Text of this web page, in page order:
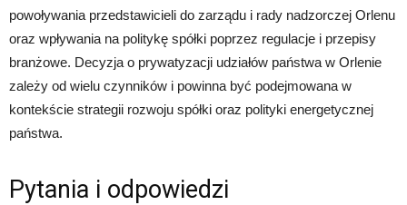
powoływania przedstawicieli do zarządu i rady nadzorczej Orlenu
oraz wpływania na politykę spółki poprzez regulacje i przepisy
branżowe. Decyzja o prywatyzacji udziałów państwa w Orlenie
zależy od wielu czynników i powinna być podejmowana w
kontekście strategii rozwoju spółki oraz polityki energetycznej
państwa.
Pytania i odpowiedzi